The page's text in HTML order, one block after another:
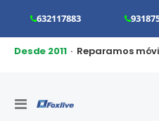
632117883
Desde 2011· Reparamos
Toggle